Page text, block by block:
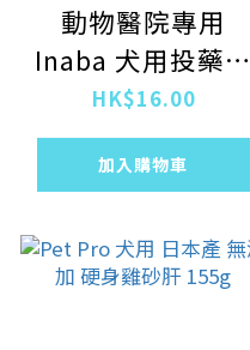
動物醫院專用
Inaba 犬用投藥用
1千億乳酸菌 3倍
粘度雞肉味肉醬
12g
HK$16.00
加入購物車